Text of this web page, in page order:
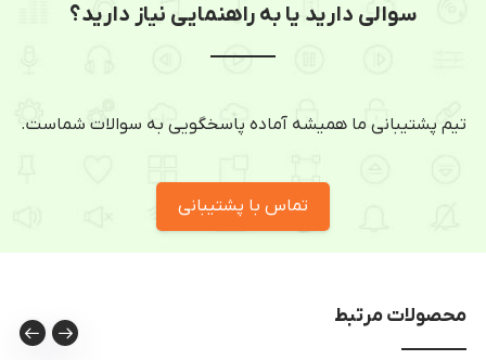
سوالی دارید یا به راهنمایی نیاز دارید؟
تیم پشتیبانی ما همیشه آماده پاسخگویی به سوالات شماست.
تماس با پشتیبانی
محصولات مرتبط